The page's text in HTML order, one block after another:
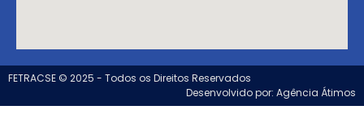
FETRACSE © 2025 - Todos os Direitos Reservados
Desenvolvido por: Agência Átimos